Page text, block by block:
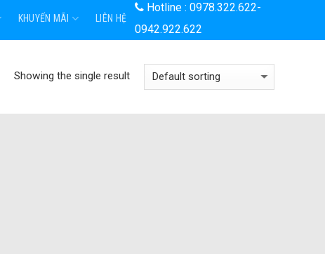
KHUYẾN MÃI LIÊN HỆ
Hotline :0978.322.622-
0942.922.622
Showing the single result